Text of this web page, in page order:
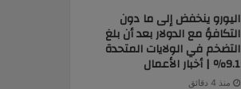
اليورو ينخفض ​​إلى ما دون
التكافؤ مع الدولار بعد أن بلغ
التضخم في الولايات المتحدة
9.1٪ | أخبار الأعمال
منذ 4 دقائق